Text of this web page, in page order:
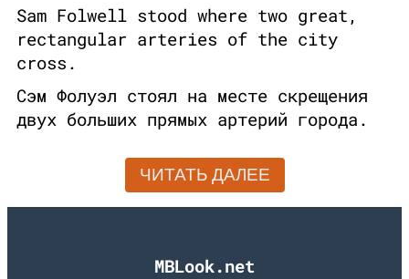
Sam Folwell stood where two great,
rectangular arteries of the city
cross.
Сэм Фолуэл стоял на месте скрещения
двух больших прямых артерий города.
ЧИТАТЬ ДАЛЕЕ
MBLook.net